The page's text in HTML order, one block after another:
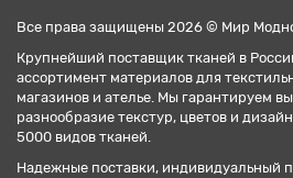
Все права защищены 2026 © Мир
Крупнейший поставщик тканей в
ассортимент материалов для
магазинов и ателье. Мы гарантируем
разнообразие текстур, цветов и
5000 видов тканей.
Надежные поставки, индивидуальный